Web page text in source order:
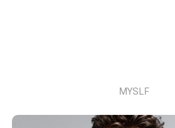
MYSLF